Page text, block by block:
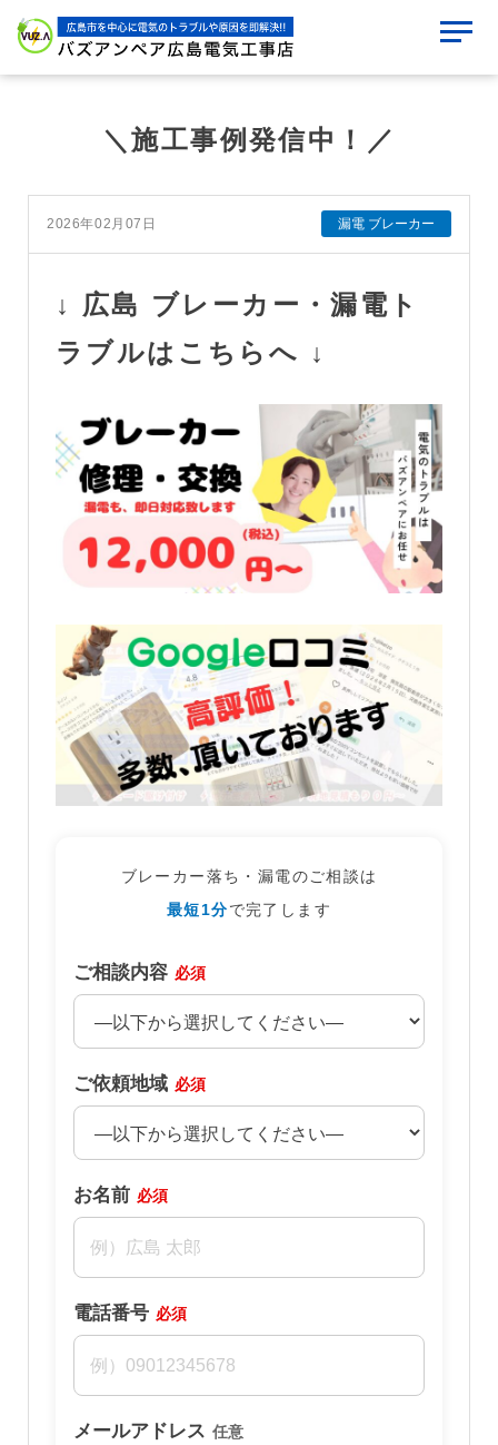
＼施工事例発信中！／
2026年02月07日 漏電 ブレーカー
↓ 広島 ブレーカー・漏電ト
ラブルはこちらへ ↓
ブレーカー落ち・漏電のご相談は
最短1分で完了します
ご相談内容 必須
ご依頼地域 必須
お名前 必須
電話番号 必須
メールアドレス 任意